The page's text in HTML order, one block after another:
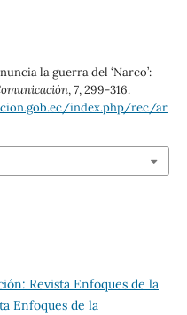
la guerra del ‘Narco’:
,7, 299-316.
index.php/rec/ar
Revista Enfoques de la
Enfoques de la